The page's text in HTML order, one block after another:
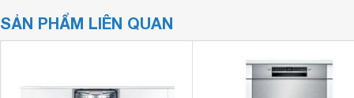
Chất liệu cửa
5 chương
SẢN PHẨM LIÊN QUAN